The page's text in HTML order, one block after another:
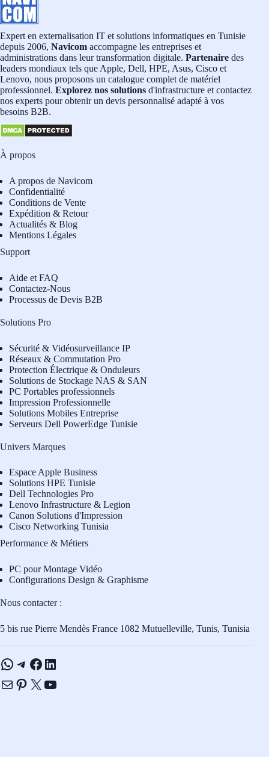
Expert en externalisation IT et solutions informatiques en Tunisie
depuis 2006, Navicom accompagne les entreprises et
administrations dans leur transformation digitale. Partenaire des
leaders mondiaux tels que Apple, Dell, HPE, Asus, Cisco et
Lenovo, nous proposons un catalogue complet de matériel
professionnel. Explorez nos solutions d'infrastructure et contactez
nos experts pour obtenir un devis personnalisé adapté à vos
besoins B2B.
À propos
A propos de Navicom
Confidentialité
Conditions de Vente
Expédition & Retour
Actualités & Blog
Mentions Légales
Support
Aide et FAQ
Contactez-Nous
Processus de Devis B2B
Solutions Pro
Sécurité & Vidéosurveillance IP
Réseaux & Commutation Pro
Protection Électrique & Onduleurs
Solutions de Stockage NAS & SAN
PC Portables professionnels
Impression Professionnelle
Solutions Mobiles Entreprise
Serveurs Dell PowerEdge Tunisie
Univers Marques
Espace Apple Business
Solutions HPE Tunisie
Dell Technologies Pro
Lenovo Infrastructure & Legion
Canon Solutions d'Impression
Cisco Networking Tunisia
Performance & Métiers
PC pour Montage Vidéo
Configurations Design & Graphisme
Nous contacter :
5 bis rue Pierre Mendès France 1082 Mutuelleville, Tunis, Tunisia
WhatsApp
Telegram
Facebook
LinkedIn
E-mailPinterest
X YouTube